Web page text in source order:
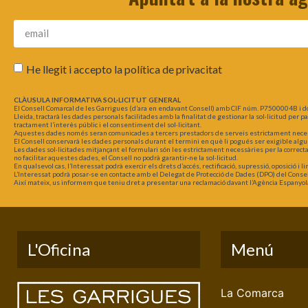
He llegit i accepto lapolítica de privacitat
CLÀUSULA INFORMATIVA SOL·LICITUT GENERAL
El Consell Comarcal de les Garrigues (d’ara en endavant Consell) amb CIF núm. P7500004B
Lleida, tractarà les dades personals facilitades amb la finalitat de gestionar la sol·licitud per
tractament l’interès públic i el consentiment del sol·licitant.
Aquestes dades només seran comunicades a tercers prestadors de serveis estrictament
El Consell conservarà les dades personals durant el termini en què li pogués ser exigible
Les dades sol·licitades mitjançant el formulari són les estrictament necessàries per la
no facilitar aquestes dades, el Consell no podrà garantir-ne la sol·licitud.
En qualsevol cas, l’Interessat podrà exercir els drets d’accés, rectificació, supressió, oposició
L’Interessat podrà posar-se en contacte amb el Delegat de Protecció de Dades (DPO) del
Així mateix, us informem que teniu dret a presentar una reclamació davant l’Agència
L'Oficina Menú
La Comarca